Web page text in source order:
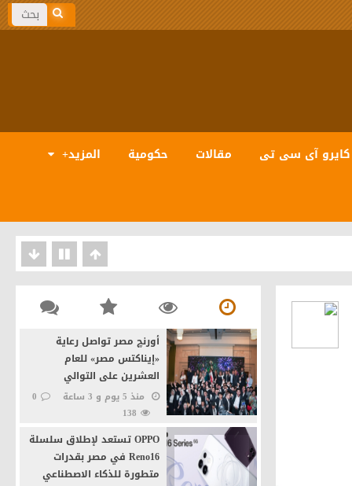
كايرو آى سى تى مقالات حكومية المزيد+
والذكاء الاصطناعى
أورنچ مصر تواصل رعاية
«إيناكتس مصر» للعام
العشرين على التوالي
منذ 5 يوم و 3 ساعة
0
138
OPPO تستعد لإطلاق سلسلة
Reno16 في مصر بقدرات
متطورة للذكاء الاصطناعي